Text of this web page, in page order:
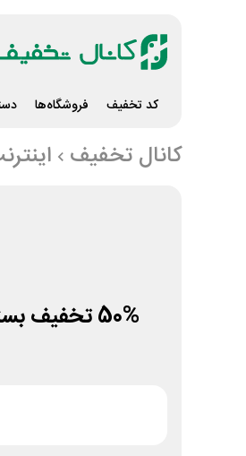
کد تخفیف فروشگاه‌ها
کانال تخفیف
50% تخفیف بسته های اینترنت همراه اول برای گیمرها